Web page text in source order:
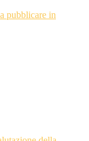
pubblicare in